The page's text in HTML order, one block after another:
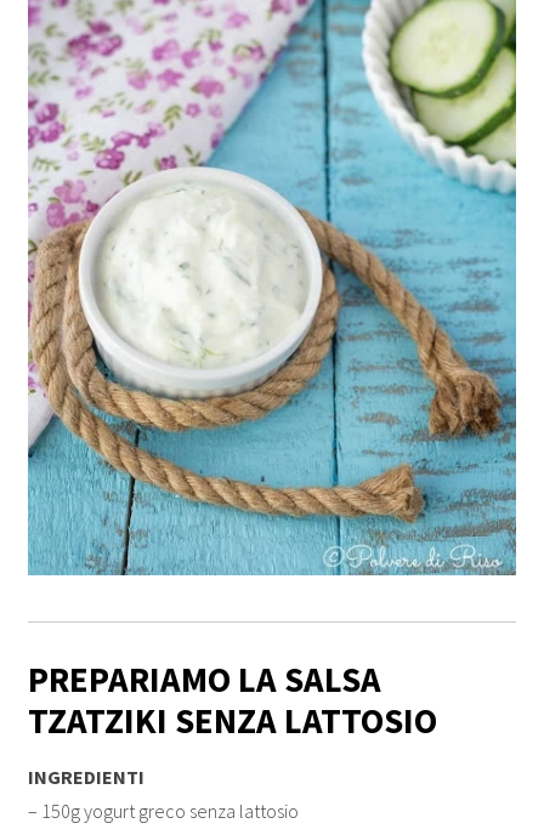
PREPARIAMO LA SALSA
TZATZIKI SENZA LATTOSIO
INGREDIENTI
– 150g yogurt greco senza lattosio